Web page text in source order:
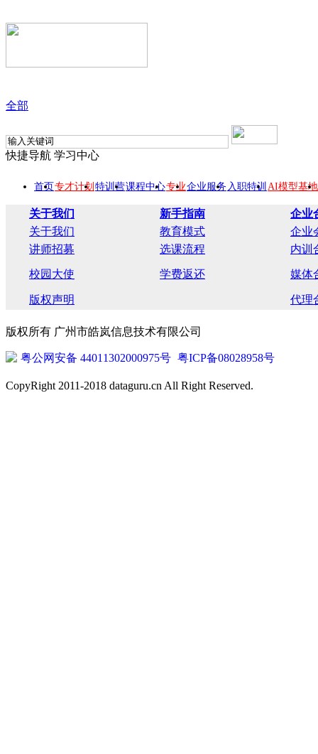
全部
快捷导航 学习中心
首页专才计划 特训营课程中心专业企业服务 入职特训 AI模型基地
关于我们 新手指南
企业
关于我们
教育模式
企业
讲师招募
选课流程 内训
校园大使 学费返还 媒体
版权声明 代理
版权所有 广州市皓岚信息技术有限公司
粤公网安备 44011302000975号 粤ICP备08028958号
CopyRight 2011-2018 dataguru.cn All Right Reserved.